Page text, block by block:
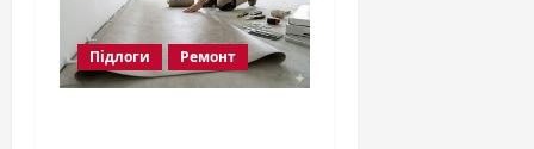
Підлоги Ремонт